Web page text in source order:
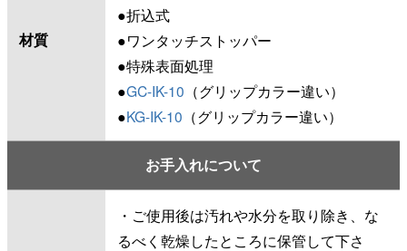
材質
●折込式
●ワンタッチストッパー
●特殊表面処理
●GC-IK-10 （グリップカラー違い）
●KG-IK-10 （グリップカラー違い）
お手入れについて
・ご使用後は汚れや水分を取り除き、な
るべく乾燥したところに保管して下さ